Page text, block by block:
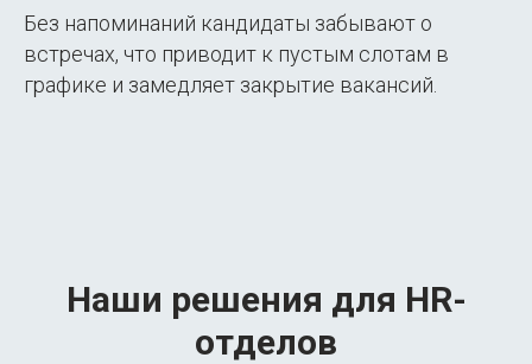
Без напоминаний кандидаты забывают о
встречах, что приводит к пустым слотам в
графике и замедляет закрытие вакансий.
Наши решения для HR-
отделов